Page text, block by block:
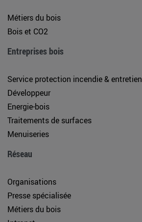
Métiers du bois
Bois et CO2
Entreprises bois
Service protection incendie & entretien
Développeur
Energie-bois
Traitements de surfaces
Menuiseries
Réseau
Organisations
Presse spécialisée
Métiers du bois